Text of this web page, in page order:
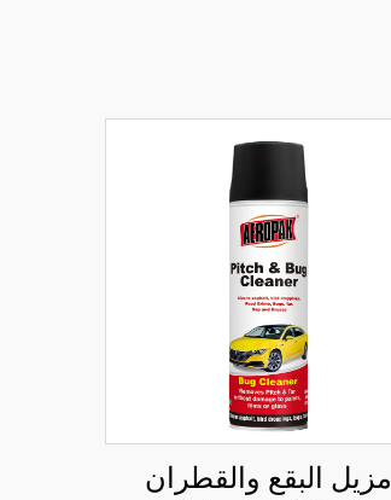
مزيل البقع والقطران